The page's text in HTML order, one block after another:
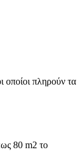
οποίοι πληρούν τα
80 m2 το